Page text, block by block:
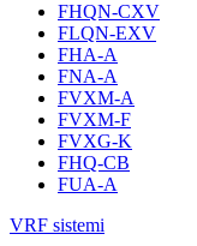
FHQN-CXV
FLQN-EXV
FHA-A
FNA-A
FVXM-A
FVXM-F
FVXG-K
FHQ-CB
FUA-A
VRF sistemi